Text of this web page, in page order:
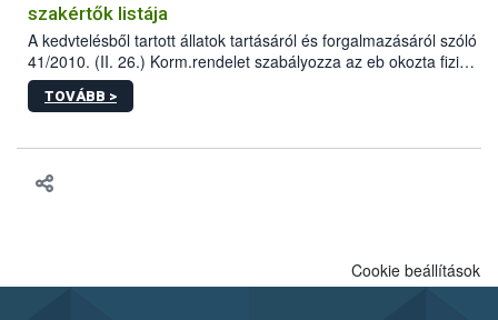
szakértők listája
A kedvtelésből tartott állatok tartásáról és forgalmazásáról szóló
41/2010. (II. 26.) Korm.rendelet szabályozza az eb okozta fizikai
sérülés, illetve ennek veszélye keletkezésekor felmerülő
hatósági feladatokat, valamint a veszélyes eb tartását és annak
vonni az ebek viselkedésének megítélésében jártas szakértőt.
TOVÁBB >
Cookie beállítások